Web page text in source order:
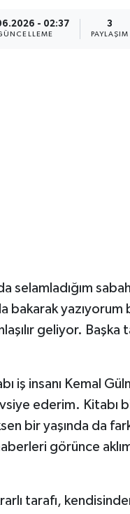
- 02:37 3
PAYLAŞIM
selamladığım
bakarak
geliyor.
iş insanı Kemal
ederim. Kitabı
bir yaşında da
görünce
tarafı,